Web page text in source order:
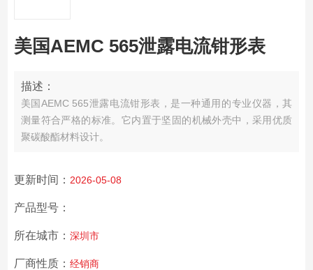
美国AEMC 565泄露电流钳形表
描述：
美国AEMC 565泄露电流钳形表，是一种通用的专业仪器，其
测量符合严格的标准。它内置于坚固的机械外壳中，采用优质
聚碳酸酯材料设计。
更新时间： 2026-05-08
产品型号：
所在城市： 深圳市
厂商性质： 经销商